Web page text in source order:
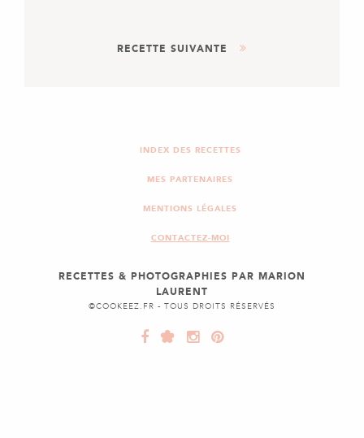
CROUSTICHÂTAIGNE
RECETTE SUIVANTE
INDEX DES RECETTES
MES PARTENAIRES
MENTIONS LÉGALES
CONTACTEZ-MOI
RECETTES & PHOTOGRAPHIES PAR MARION
LAURENT
©COOKEEZ.FR - TOUS DROITS RÉSERVÉS